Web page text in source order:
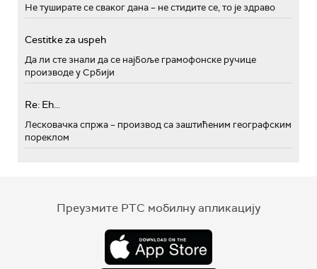
Не туширате се сваког дана – не стидите се, то је здраво
Cestitke za uspeh
Да ли сте знали да се најбоље грамофонске ручице
производе у Србији
Re: Eh...
Лесковачка спржа – производ са заштићеним географским
пореклом
Преузмите РТС мобилну апликацију